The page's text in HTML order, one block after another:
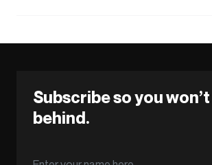
Subscribe so you
behind.